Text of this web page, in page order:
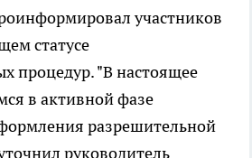
участников
статусе
процедур. "В настоящее
в активной фазе
разрешительной
руководитель